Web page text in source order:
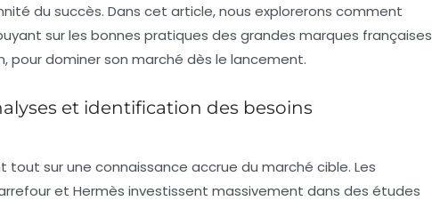
du succès. Dans cet article, nous explorerons comment
sur les bonnes pratiques des grandes marques françaises
pour dominer son marché dès le lancement.
et identification des besoins
tout sur une connaissance accrue du marché cible. Les
et Hermès investissent massivement dans des études